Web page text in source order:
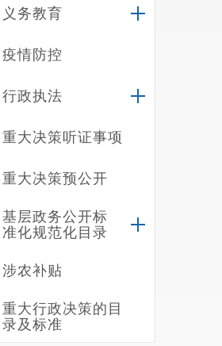
义务教育
疫情防控
行政执法
重大决策听证事项
重大决策预公开
基层政务公开标
准化规范化目录
涉农补贴
重大行政决策的目
录及标准